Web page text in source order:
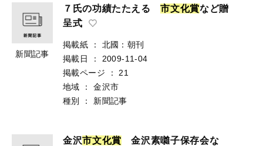
新聞記事
７氏の功績たたえる市文化賞など贈
呈式
掲載紙 ：
北國：朝刊
掲載日
：
2009-11-04
掲載ページ
：
21
地域
：
金沢市
種別
： 新聞記事
金沢市文化賞 金沢素囃子保存会な